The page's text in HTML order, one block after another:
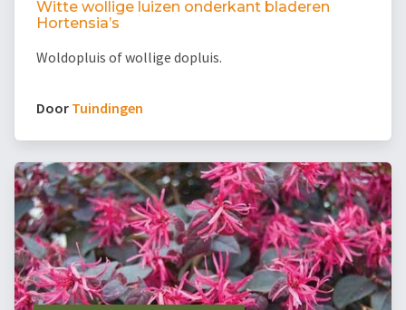
Witte wollige luizen onderkant bladeren
Hortensia’s
Woldopluis of wollige dopluis.
Door Tuindingen